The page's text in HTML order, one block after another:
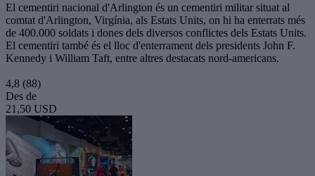
El cementiri nacional d'Arlington és un cementiri militar situat al
comtat d'Arlington, Virgínia, als Estats Units, on hi ha enterrats més
de 400.000 soldats i dones dels diversos conflictes dels Estats Units.
El cementiri també és el lloc d'enterrament dels presidents John F.
Kennedy i William Taft, entre altres destacats nord-americans.
4,8 (88)
Des de
21,50 USD